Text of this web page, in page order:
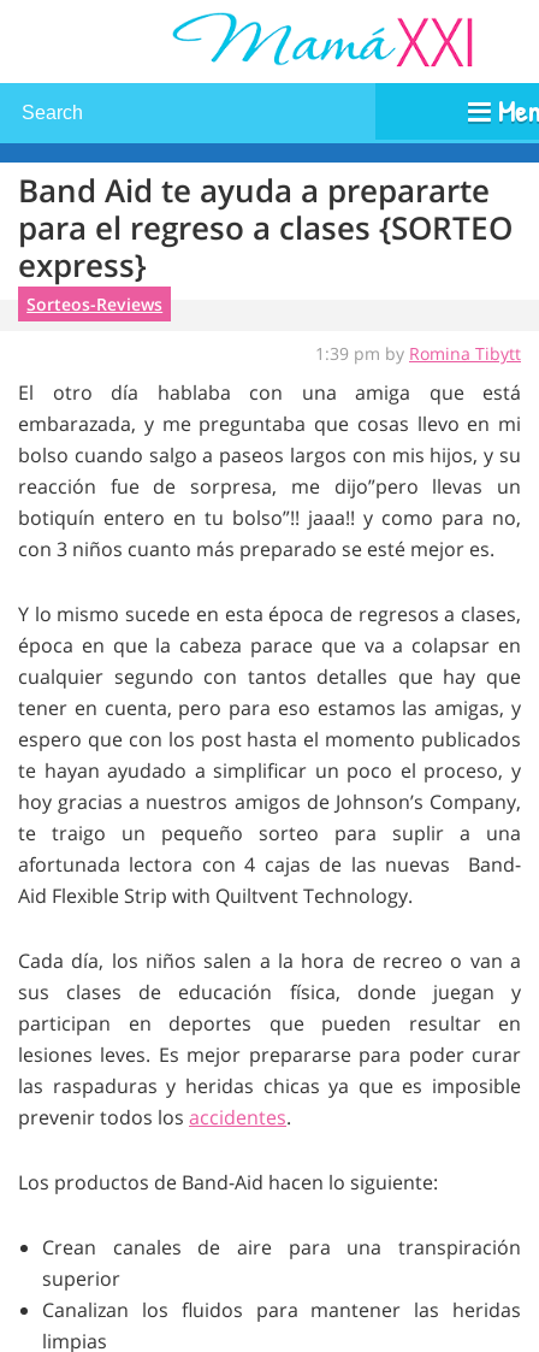
Band Aid te ayuda a prepararte
para el regreso a clases {SORTEO
express}
Sorteos-Reviews
1:39 pm by Romina Tibytt
El otro día hablaba con una amiga que está
embarazada, y me preguntaba que cosas llevo en mi
bolso cuando salgo a paseos largos con mis hijos, y su
reacción fue de sorpresa, me dijo”pero llevas un
botiquín entero en tu bolso”!! jaaa!! y como para no,
con 3 niños cuanto más preparado se esté mejor es.
Y lo mismo sucede en esta época de regresos a clases,
época en que la cabeza parace que va a colapsar en
cualquier segundo con tantos detalles que hay que
tener en cuenta, pero para eso estamos las amigas, y
espero que con los post hasta el momento publicados
te hayan ayudado a simplificar un poco el proceso, y
hoy gracias a nuestros amigos de Johnson’s Company,
te traigo un pequeño sorteo para suplir a una
afortunada lectora con 4 cajas de las nuevas Band-
Aid Flexible Strip with Quiltvent Technology.
Cada día, los niños salen a la hora de recreo o van a
sus clases de educación física, donde juegan y
participan en deportes que pueden resultar en
lesiones leves. Es mejor prepararse para poder curar
las raspaduras y heridas chicas ya que es imposible
prevenir todos los accidentes.
Los productos de Band-Aid hacen lo siguiente:
Crean canales de aire para una transpiración
superior
Canalizan los fluidos para mantener las heridas
limpias